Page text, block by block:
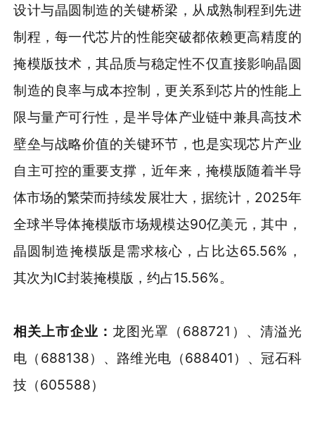
设计与晶圆制造的关键桥梁，从成熟制程到先进
制程，每一代芯片的性能突破都依赖更高精度的
掩模版技术，其品质与稳定性不仅直接影响晶圆
制造的良率与成本控制，更关系到芯片的性能上
限与量产可行性，是半导体产业链中兼具高技术
壁垒与战略价值的关键环节，也是实现芯片产业
自主可控的重要支撑，近年来，掩模版随着半导
体市场的繁荣而持续发展壮大，据统计，2025年
全球半导体掩模版市场规模达90亿美元，其中，
晶圆制造掩模版是需求核心，占比达65.56%，
其次为IC封装掩模版，约占15.56%。
相关上市企业： 龙图光罩（688721）、清溢光
电（688138）、路维光电（688401）、冠石科
技（605588）